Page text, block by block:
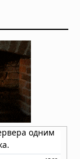
новое
механизм
кальдер
по
дважды